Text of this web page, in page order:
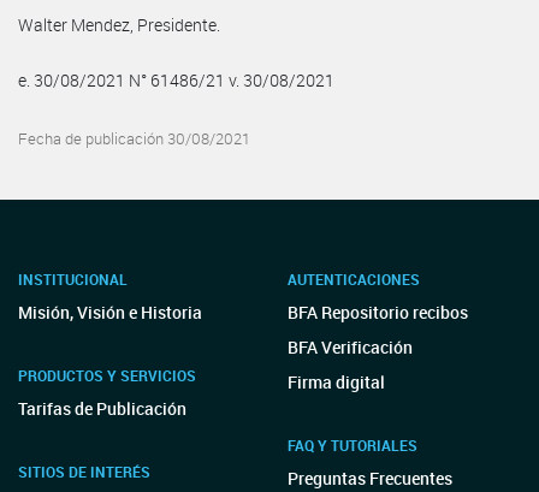
Walter Mendez, Presidente.
e. 30/08/2021 N° 61486/21 v. 30/08/2021
Fecha de publicación 30/08/2021
INSTITUCIONAL
Misión, Visión e Historia
PRODUCTOS Y SERVICIOS
Tarifas de Publicación
SITIOS DE INTERÉS
AUTENTICACIONES
BFA Repositorio recibos
BFA Verificación
Firma digital
FAQ Y TUTORIALES
Preguntas Frecuentes